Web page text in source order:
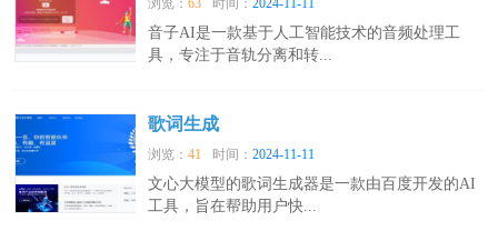
浏览：63 时间：2024-11-11
音子AI是一款基于人工智能技术的音频处理工
具，专注于音轨分离和转...
歌词生成
浏览：41 时间：2024-11-11
文心大模型的歌词生成器是一款由百度开发的AI
工具，旨在帮助用户快...